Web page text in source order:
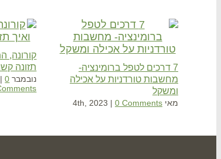
7 דרכים לטפל ברומינציה-
מחשבות טורדניות על אכילה
ומשקל
מאי 4th, 2023 | 0 Comments
קורונה,
תזונה
נובמבר 12th, 2020 | 0